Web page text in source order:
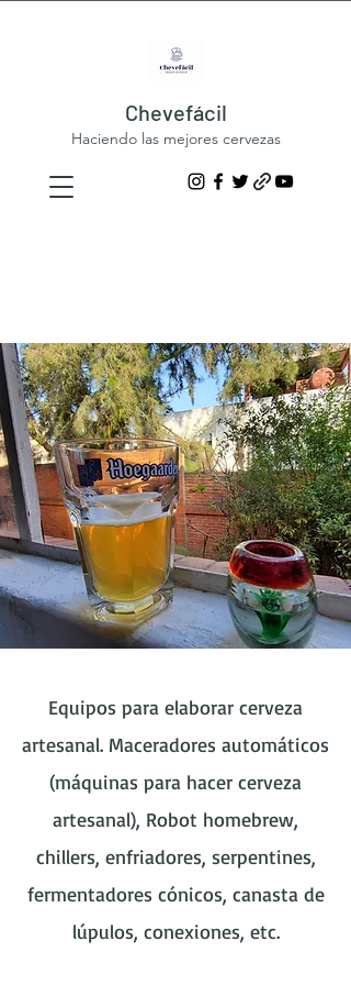
Chevefácil
Haciendo las mejores cervezas
Hacer cerveza es más fácil de lo que
imaginas
Equipos para elaborar cerveza
artesanal. Maceradores automáticos
(máquinas para hacer cerveza
artesanal), Robot homebrew,
chillers, enfriadores, serpentines,
fermentadores cónicos, canasta de
lúpulos, conexiones, etc.